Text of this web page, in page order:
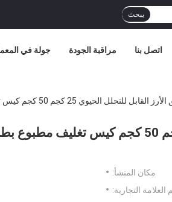
يبحث
جولة في مراقبة الجودة اتصل بنا
للتحلل الحيوي 25 كجم 50 كجم كيس تغليف مطبوع بطباعة فليكس
مكان المنشأ:
العلامة التجارية: